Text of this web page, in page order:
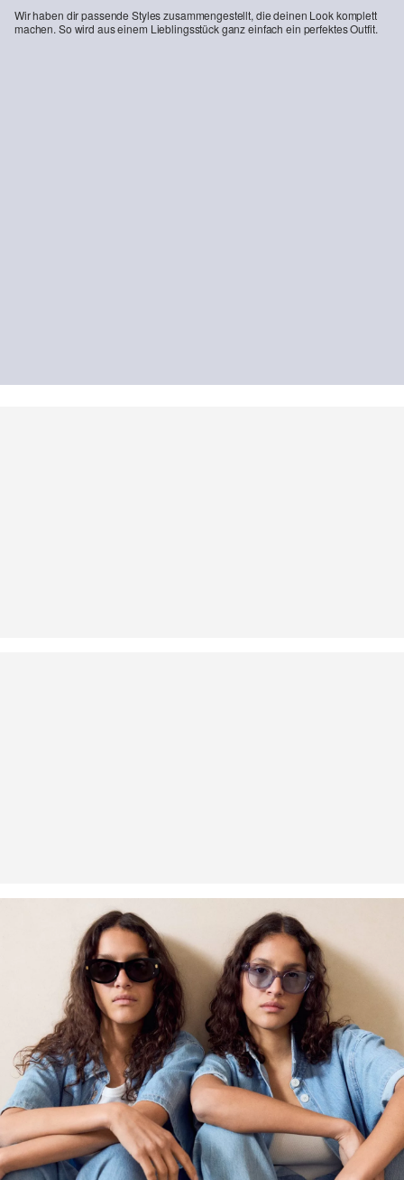
Wir haben dir passende Styles zusammengestellt, die deinen Look komplett
machen. So wird aus einem Lieblingsstück ganz einfach ein perfektes Outfit.